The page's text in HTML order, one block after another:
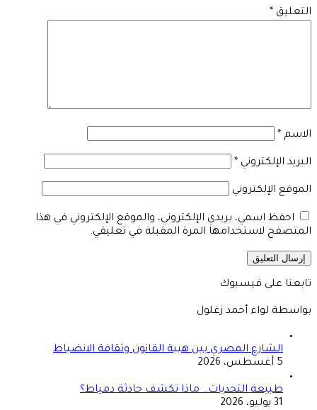
التعليق *
الاسم *
البريد الإلكتروني *
الموقع الإلكتروني
احفظ اسمي، بريدي الإلكتروني، والموقع الإلكتروني في هذا
المتصفح لاستخدامها المرة المقبلة في تعليقي.
تابعنا على فيسبوك
بواسطة لواء أحمد زغلول
الشارع المصري بين هيبة القانون وثقافة الانضباط
5 أغسطس، 2026
طبيعة التحديات.. ماذا تكشف حادثة دمياط؟
31 يوليو، 2026